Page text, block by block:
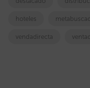
hoteles
vendadirecta